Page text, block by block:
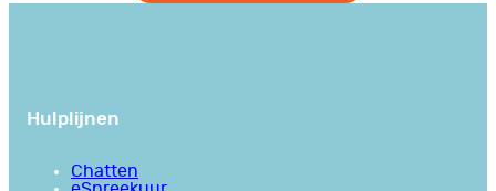
Hulplijnen
Chatten